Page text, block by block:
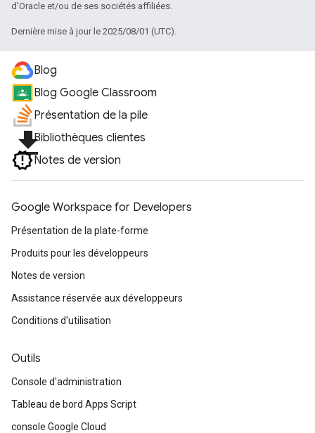
d'Oracle et/ou de ses sociétés affiliées.
Dernière mise à jour le 2025/08/01 (UTC).
Blog
Blog Google Classroom
Présentation de la pile
file_downloadBibliothèques clientes
Notes de version
Google Workspace for Developers
Présentation de la plate-forme
Produits pour les développeurs
Notes de version
Assistance réservée aux développeurs
Conditions d'utilisation
Outils
Console d'administration
Tableau de bord Apps Script
console Google Cloud